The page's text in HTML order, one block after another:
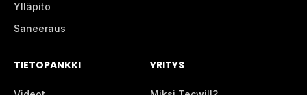
Ylläpito
Saneeraus
TIETOPANKKI YRITYS